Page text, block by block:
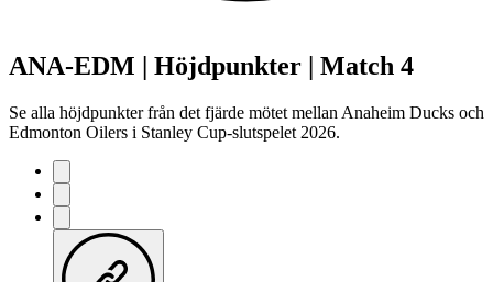
ANA-EDM | Höjdpunkter | Match 4
Se alla höjdpunkter från det fjärde mötet mellan Anaheim Ducks och
Edmonton Oilers i Stanley Cup-slutspelet 2026.